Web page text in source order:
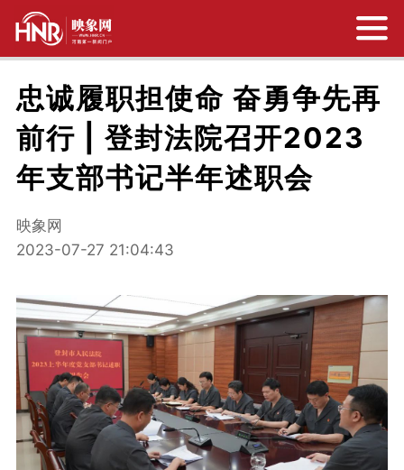
忠诚履职担使命 奋勇争先再
前行 | 登封法院召开2023
年支部书记半年述职会
映象网
2023-07-27 21:04:43